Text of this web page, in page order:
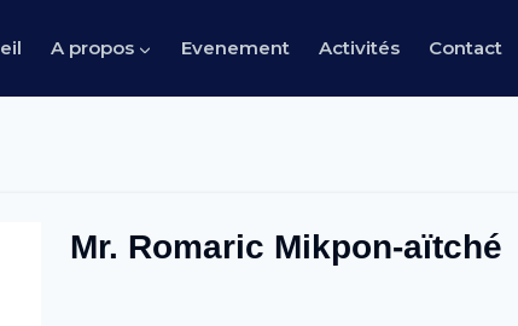
A propos Evenement Activités Contact
Mr. Romaric Mikpon-aïtché